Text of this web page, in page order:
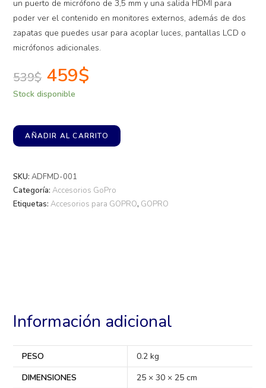
un puerto de micrófono de 3,5 mm y una salida HDMI para
poder ver el contenido en monitores externos, además de dos
zapatas que puedes usar para acoplar luces, pantallas LCD o
micrófonos adicionales.
539$ 459$
Stock disponible
AÑADIR AL CARRITO
SKU:ADFMD-001
Categoría:Accesorios GoPro
Etiquetas:Accesorios para GOPRO, GOPRO
Información adicional
PESO
0.2 kg
DIMENSIONES
25 × 30 × 25 cm